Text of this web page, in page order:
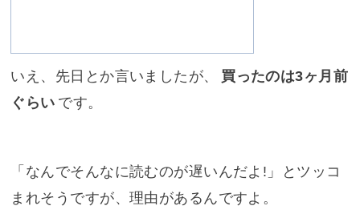
いえ、先日とか言いましたが、
買ったのは3ヶ月前
ぐらい です。
「なんでそんなに読むのが遅いんだよ!」とツッコ
まれそうですが、理由があるんですよ。